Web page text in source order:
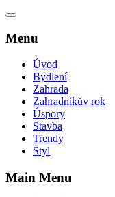
Menu
Úvod
Bydlení
Zahrada
Zahradníkův rok
Úspory
Stavba
Trendy
Styl
Main Menu